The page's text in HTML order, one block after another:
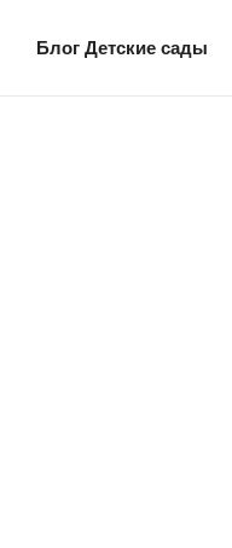
Блог Детские сады